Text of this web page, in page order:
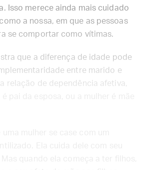
Isso merece ainda mais cuidado
a nossa, em que as pessoas
se comportar como vítimas.
que a diferença de idade pode
entre marido e
relação de dependência afetiva,